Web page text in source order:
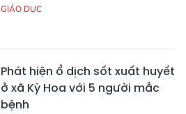
GIÁO DỤC
Phát hiện ổ dịch sốt xuất huyết
ở xã Kỳ Hoa với 5 người mắc
bệnh